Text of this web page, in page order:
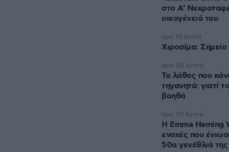
στο A'
οικογένειά του
Χιροσίμα:
πριν 13 λεπτά
Το λάθος που
τηγανητά: γιατί
βοηθά
πριν 20 λεπτά
H Emma Heming
ενοχές που
50α γενέθλιά της
πριν 20 λεπτά